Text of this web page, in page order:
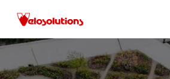
main
content